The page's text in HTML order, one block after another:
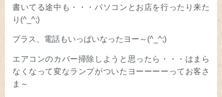
書いてる途中も・・・パソコンとお店を行ったり来た
り(^_^;)
プラス、電話もいっぱいなったヨー～(^_^;)
エアコンのカバー掃除しようと思ったら・・・はまら
なくなって変なランプがついたヨーーーーってお客さ
ま～